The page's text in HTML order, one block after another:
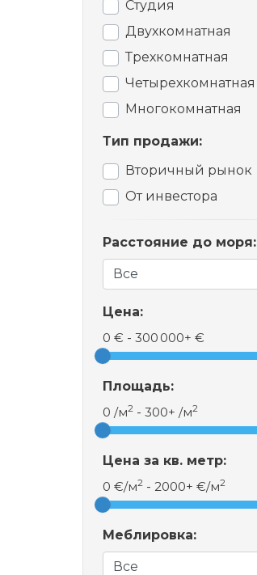
Студия
Двухкомнатная
Трехкомнатная
Четырехкомнатная
Многокомнатная
Тип продажи:
Вторичный рынок
От инвестора
Расстояние до моря:
Все
Цена:
0 € - 300 000+ €
Площадь:
0 /м2 - 300+ /м2
Цена за кв. метр:
0 €/м2 - 2000+ €/м2
Меблировка:
Все